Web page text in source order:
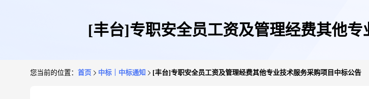
[丰台]专职安全员工资及管理经费其他
您当前的位置： 首页 中标｜中标通知 [丰台]专职安全员工资及管理经费其他专业技术服务采购项目中标公告